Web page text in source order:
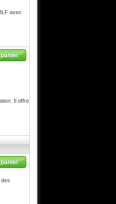
avec
Il offre